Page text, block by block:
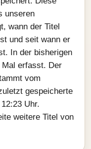
unseren
wann der Titel
und seit wann er
In der bisherigen
erfasst. Der
vom
gespeicherte
Uhr.
weitere Titel von